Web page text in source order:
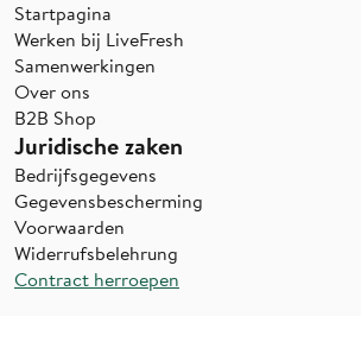
Startpagina
Werken bij LiveFresh
Samenwerkingen
Over ons
B2B Shop
Juridische zaken
Bedrijfsgegevens
Gegevensbescherming
Voorwaarden
Widerrufsbelehrung
Contract herroepen